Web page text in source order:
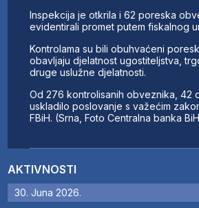
AKTIVNOSTI
30. Juna 2026.
Inspekcija je otkrila i 62 poreska
evidentirali promet putem fiskalnog
Kontrolama su bili obuhvaćeni
obavljaju djelatnost ugostiteljstva,
druge uslužne djelatnosti.
Od 276 kontrolisanih obveznika, 42
uskladilo poslovanje s važećim
FBiH. (Srna, Foto Centralna banka